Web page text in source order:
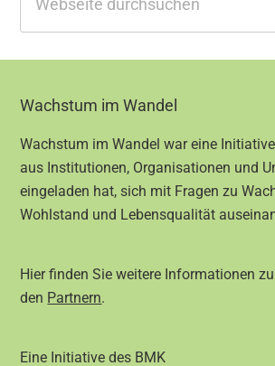
durchsuchen
Footer
Wachstum im Wandel
Wachstum im Wandel war eine
aus Institutionen, Organisationen und
eingeladen hat, sich mit Fragen zu
Wohlstand und Lebensqualität
Hier finden Sie weitere Informationen
den Partnern.
Eine Initiative des BMK